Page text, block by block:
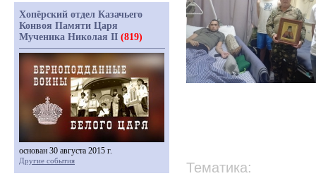
Тематика:
Хопёрский отдел Казачьего
Конвоя Памяти Царя
Мученика Николая II (819)
основан 30 августа 2015 г.
Другие события